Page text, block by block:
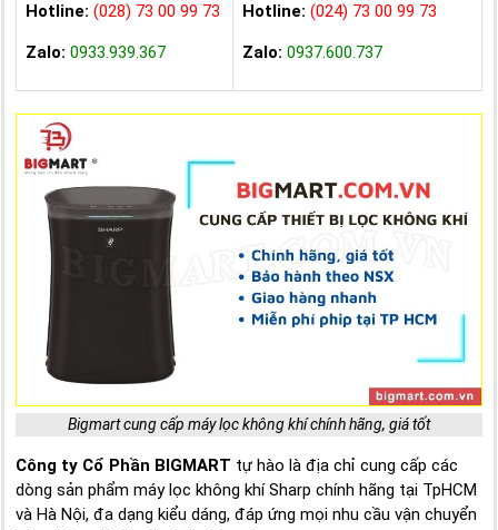
Hotline: (028) 73 00 99 73
Zalo: 0933.939.367
Hotline: (024) 73 00 99 73
Zalo: 0937.600.737
Bigmart cung cấp máy lọc không khí chính hãng, giá tốt
Công ty Cổ Phần BIGMART tự hào là địa chỉ cung cấp các
dòng sản phẩm máy lọc không khí Sharp chính hãng tại TpHCM
và Hà Nội, đa dạng kiểu dáng, đáp ứng mọi nhu cầu vận chuyển